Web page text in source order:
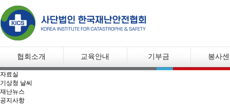
협회소개
대표인사말
협회연혁
교육안내 기부금 봉사
자료실
기상청 날씨
재난뉴스
공지사항